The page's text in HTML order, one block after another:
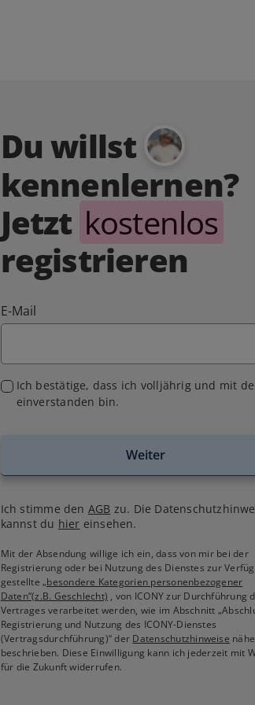
Du willst
kennenlernen?
Jetzt kostenlos
registrieren
E-Mail
Ich bestätige, dass ich volljährig und mit
einverstanden bin.
Weiter
Ich stimme den AGB zu. Die
kannst du hier einsehen.
Mit der Absendung willige ich ein, dass von mir bei der
Registrierung oder bei Nutzung des Dienstes zur
gestellte„besondere Kategorien personenbezogener
Daten“(z.B. Geschlecht) , von ICONY zur Durchführung
Vertrages verarbeitet werden, wie im Abschnitt
Registrierung und Nutzung des ICONY-Dienstes
(Vertragsdurchführung)“ der Datenschutzhinweise
beschrieben. Diese Einwilligung kann ich jederzeit mit
für die Zukunft widerrufen.